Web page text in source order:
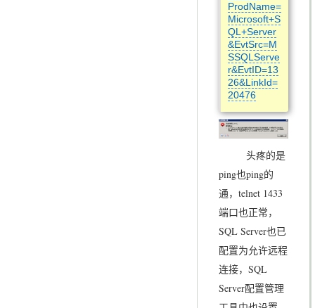
ProdName=
Microsoft+S
QL+Server
&EvtSrc=M
SSQLServe
r&EvtID=13
26&LinkId=
20476
头疼的是
ping也ping的
通，telnet 1433
端口也正常，
SQL Server也已
配置为允许远程
连接，SQL
Server配置管理